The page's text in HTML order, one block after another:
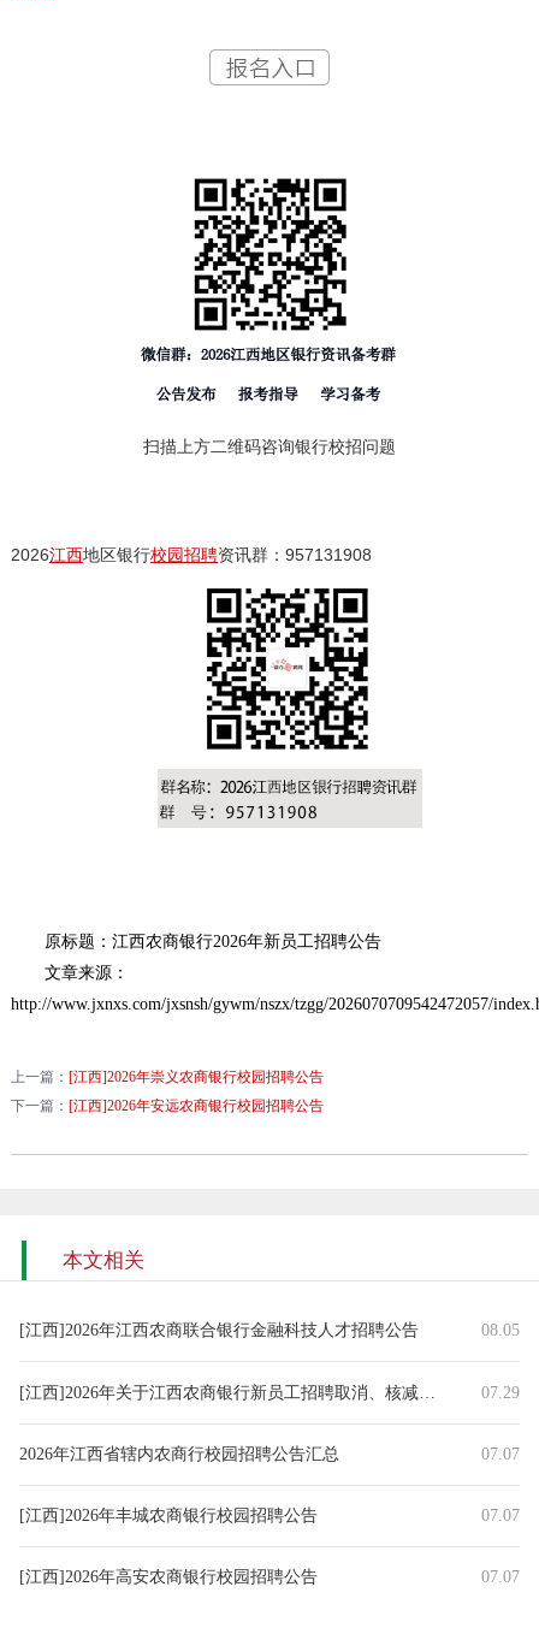
扫描上方二维码咨询银行校招问题
2026江西地区银行校园招聘资讯群：957131908
原标题：江西农商银行2026年新员工招聘公告
文章来源：
http://www.jxnxs.com/jxsnsh/gywm/nszx/tzgg/2026070709542472057/
上一篇： [江西]2026年崇义农商银行校园招聘公告
下一篇： [江西]2026年安远农商银行校园招聘公告
本文相关
[江西]2026年江西农商联合银行金融科技人才招聘公告 08.05
[江西]2026年关于江西农商银行新员工招聘取消、核减部分招聘岗位
07.29
2026年江西省辖内农商行校园招聘公告汇总 07.07
[江西]2026年丰城农商银行校园招聘公告 07.07
[江西]2026年高安农商银行校园招聘公告 07.07